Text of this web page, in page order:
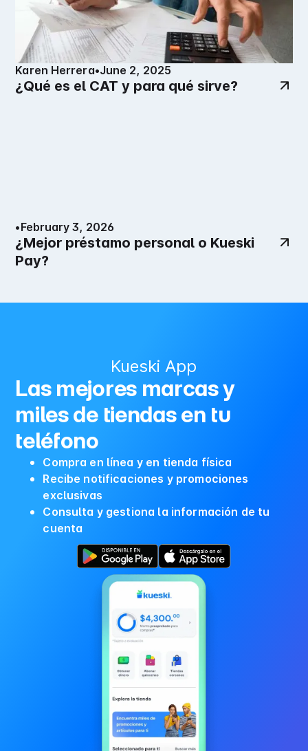
Karen Herrera•June 2, 2025
¿Qué es el CAT y para qué sirve?
•February 3, 2026
¿Mejor préstamo personal o Kueski
Pay?
Kueski App
Las mejores marcas y
miles de tiendas en tu
teléfono
Compra en línea y en tienda física
Recibe notificaciones y promociones
exclusivas
Consulta y gestiona la información de tu
cuenta